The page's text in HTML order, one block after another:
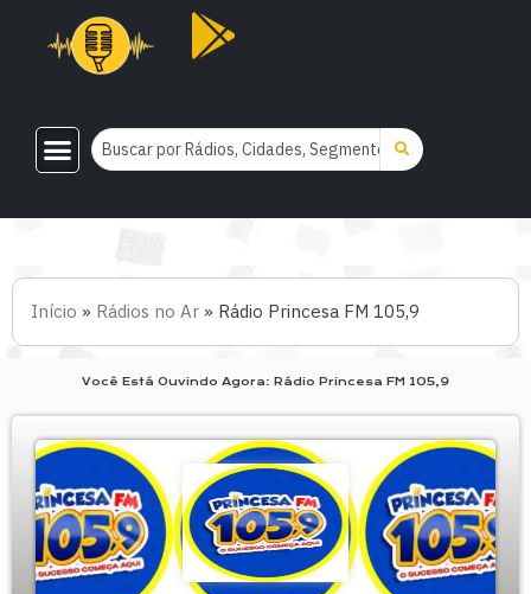
Início » Rádios no Ar » Rádio Princesa FM 105,9
Você Está Ouvindo Agora: Rádio Princesa FM 105,9